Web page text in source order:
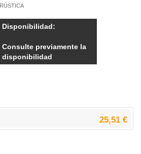
RÚSTICA
Disponibilidad:
Consulte previamente la
disponibilidad
25,51 €